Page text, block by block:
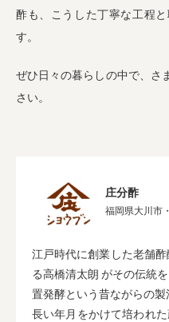
酢も、こうした丁寧な工程
す。
ぜひ日々の暮らしの中で、さ
さい。
庄分酢
福岡県大川市
江戸時代に創業した老舗
る高橋清太朗 がその伝統
置発酵という昔ながらの製
長い年月をかけて培われ